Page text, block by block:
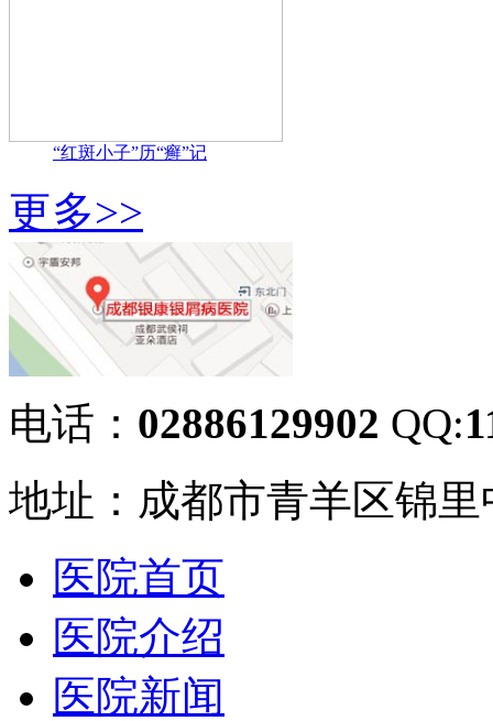
“红斑小子”历“癣”记
更多>>
电话： 02886129902 QQ:
地址：成都市青羊区锦里
医院首页
医院介绍
医院新闻